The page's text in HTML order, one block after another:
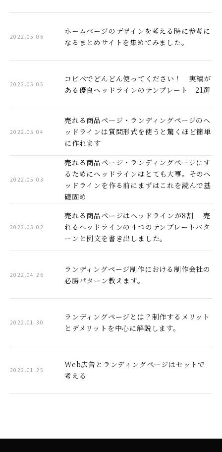
2022.05.06
ホームぺージのデザインを考える時に参考に
なるまとめサイトを集めてみました。
2022.05.05
コピペでどんどん使ってください！ 実績が
ある優良ヘッドラインのテンプレート 21選
2022.05.04
売れる商品ページ・ランディングページのヘ
ッドラインは質問形式を使うと驚くほど簡単
に作れます
2022.05.03
売れる商品ページ・ランディングページにす
るためにヘッドラインはとても大事。そのヘ
ッドラインを作る前にまずはこれを読んで基
礎固め
2022.05.02
売れる商品ページはヘッドラインが8割 売
れるヘッドラインの４つのテンプレートパタ
ーンと例文を書き出しました。
2022.04.26
ランディングページ制作における制作会社の
必勝パターン教えます。
2022.01.30
ランディングページとは？制作するメリット
とデメリットを中心に解説します。
2022.01.25
Web広告とランディングページはセットで
考える